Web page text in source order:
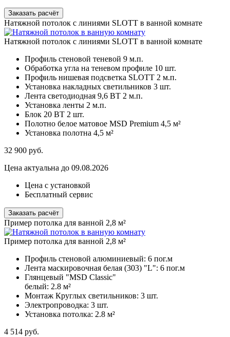
Заказать расчёт
Натяжной потолок с линиями SLOTT в ванной комнате
Натяжной потолок с линиями SLOTT в ванной комнате
Профиль стеновой теневой 9 м.п.
Обработка угла на теневом профиле 10 шт.
Профиль нишевая подсветка SLOTT 2 м.п.
Установка накладных светильников 3 шт.
Лента светодиодная 9,6 ВТ 2 м.п.
Установка ленты 2 м.п.
Блок 20 ВТ 2 шт.
Полотно белое матовое MSD Premium 4,5 м²
Установка полотна 4,5 м²
32 900 руб.
Цена актуальна до 09.08.2026
Цена с установкой
Бесплатный сервис
Заказать расчёт
Пример потолка для ванной 2,8 м²
Пример потолка для ванной 2,8 м²
Профиль стеновой алюминиевый: 6 пог.м
Лента маскировочная белая (303) "L": 6 пог.м
Глянцевый "MSD Classic"
белый: 2.8 м²
Монтаж Круглых светильников: 3 шт.
Электропроводка: 3 шт.
Установка потолка: 2.8 м²
4 514 руб.